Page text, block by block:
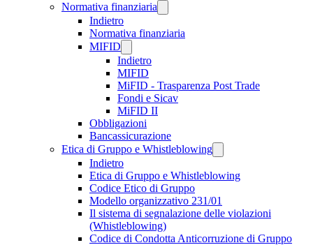
Normativa finanziaria
Indietro
Normativa finanziaria
MIFID
Indietro
MIFID
MiFID - Trasparenza Post Trade
Fondi e Sicav
MiFID II
Obbligazioni
Bancassicurazione
Etica di Gruppo e Whistleblowing
Indietro
Etica di Gruppo e Whistleblowing
Codice Etico di Gruppo
Modello organizzativo 231/01
Il sistema di segnalazione delle violazioni
(Whistleblowing)
Codice di Condotta Anticorruzione di Gruppo